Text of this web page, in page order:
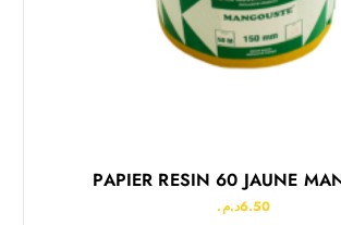
PAPIER RESIN 60 JAUNE
6.50د.م.